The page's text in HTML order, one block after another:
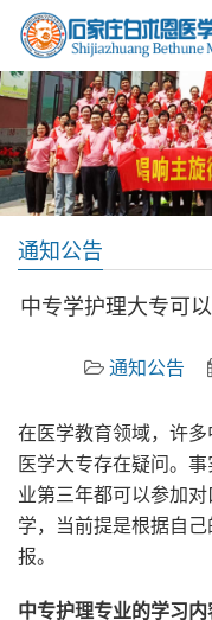
通知公告
中专学护理大专可
通知公告
在医学教育领域，许
医学大专存在疑问。
业第三年都可以参加
学，当前提是根据自
报。
中专护理专业的学习内